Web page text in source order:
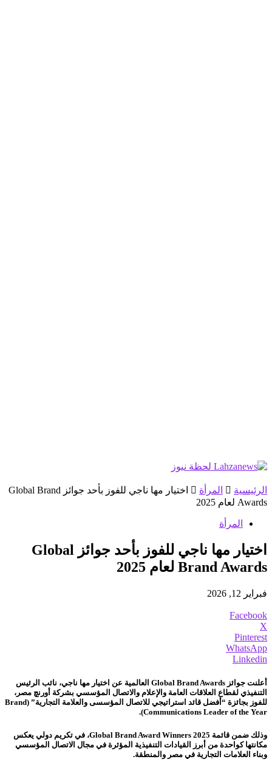
الرئيسية المرأة
اختيار مها ناجي للفوز بأحد جوائز Global Brand
Awards لعام 2025
المرأة
اختيار مها ناجي للفوز بأحد جوائز Global
Brand Awards لعام 2025
فبراير 12, 2026
Facebook
X
Pinterest
WhatsApp
Linkedin
أعلنت جوائز Global Brand Awards العالمية عن اختيار مها ناجي، نائب الرئيس
التنفيذي لقطاع العلاقات العامة والإعلام والاتصال المؤسسي بشركة أورنچ مصر،
للفوز بجائزة
“أفضل قائد استراتيجي للاتصال المؤسسى والعلامة التجارية” (Brand
Communications Leader of the Year).
وذلك ضمن قائمة Global Brand Award Winners 2025، في تكريم دولي يعكس
مكانتها كواحدة من أبرز القيادات التنفيذية المؤثرة في مجال الاتصال المؤسسي
وبناء العلامات التجارية في مصر والمنطقة.